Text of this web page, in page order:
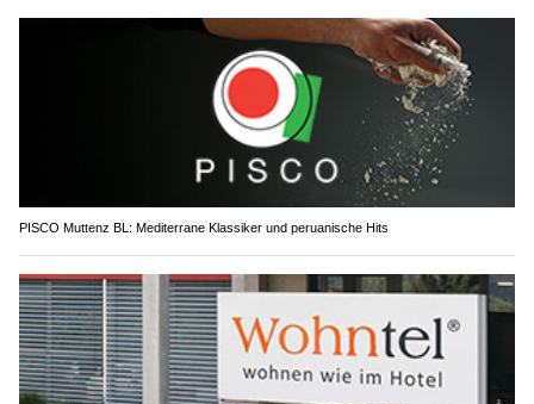
PISCO Muttenz BL: Mediterrane Klassiker und peruanische Hits